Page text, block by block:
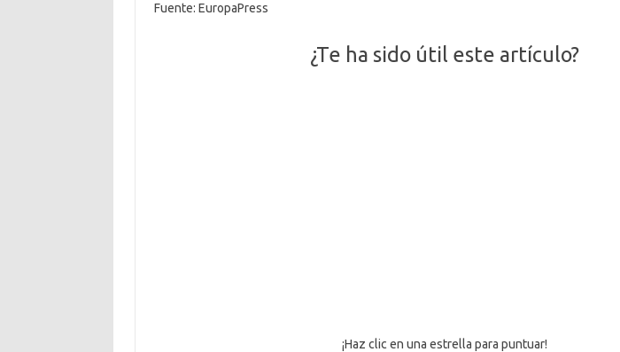
Fuente: EuropaPress
¿Te ha sido útil este artículo?
¡Haz clic en una estrella para puntuar!